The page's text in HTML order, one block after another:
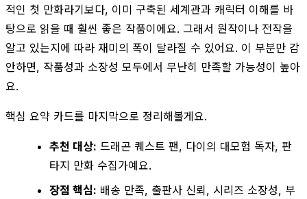
적인 첫 만화라기보다, 이미 구축된 세계관과 캐릭터 이해를 바
탕으로 읽을 때 훨씬 좋은 작품이에요. 그래서 원작이나 전작을
알고 있는지에 따라 재미의 폭이 달라질 수 있어요. 이 부분만 감
안하면, 작품성과 소장성 모두에서 무난히 만족할 가능성이 높아
요.
핵심 요약 카드를 마지막으로 정리해볼게요.
추천 대상: 드래곤 퀘스트 팬, 다이의 대모험 독자, 판
타지 만화 수집가예요.
장점 핵심: 배송 만족, 출판사 신뢰, 시리즈 소장성, 부